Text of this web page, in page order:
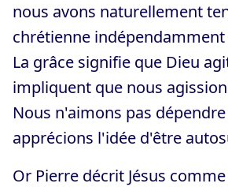
nous avons naturellement
chrétienne
La grâce signifie que Dieu
impliquent que nous
Nous n'aimons pas
apprécions l'idée d'être
Or Pierre décrit Jésus